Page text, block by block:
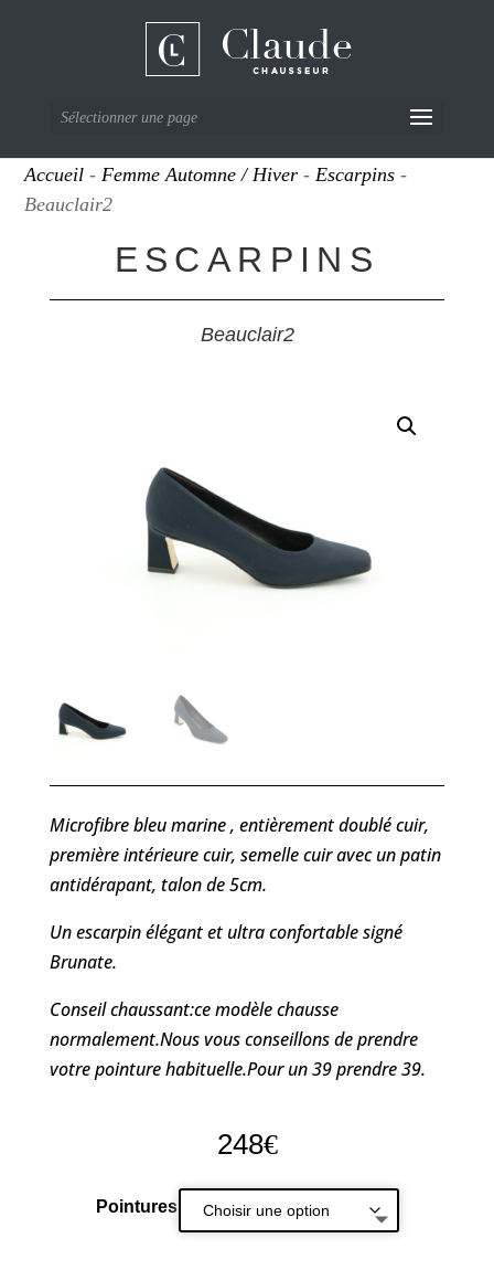
Sélectionner une page
Accueil -Femme Automne / Hiver -Escarpins -
Beauclair2
ESCARPINS
Beauclair2
Microfibre bleu marine , entièrement doublé cuir,
première intérieure cuir, semelle cuir avec un patin
antidérapant, talon de 5cm.
Un escarpin élégant et ultra confortable signé
Brunate.
Conseil chaussant:ce modèle chausse
normalement.Nous vous conseillons de prendre
votre pointure habituelle.Pour un 39 prendre 39.
248€
Pointures